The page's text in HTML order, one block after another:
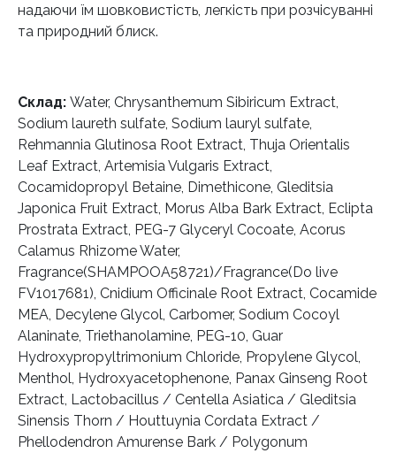
надаючи їм шовковистість, легкість при розчісуванні
та природний блиск.
Склад: Water, Chrysanthemum Sibiricum Extract,
Sodium laureth sulfate, Sodium lauryl sulfate,
Rehmannia Glutinosa Root Extract, Thuja Orientalis
Leaf Extract, Artemisia Vulgaris Extract,
Cocamidopropyl Betaine, Dimethicone, Gleditsia
Japonica Fruit Extract, Morus Alba Bark Extract, Eclipta
Prostrata Extract, PEG-7 Glyceryl Cocoate, Acorus
Calamus Rhizome Water,
Fragrance(SHAMPOOA58721)/Fragrance(Do live
FV1017681), Cnidium Officinale Root Extract, Cocamide
MEA, Decylene Glycol, Carbomer, Sodium Cocoyl
Alaninate, Triethanolamine, PEG-10, Guar
Hydroxypropyltrimonium Chloride, Propylene Glycol,
Menthol, Hydroxyacetophenone, Panax Ginseng Root
Extract, Lactobacillus / Centella Asiatica / Gleditsia
Sinensis Thorn / Houttuynia Cordata Extract /
Phellodendron Amurense Bark / Polygonum